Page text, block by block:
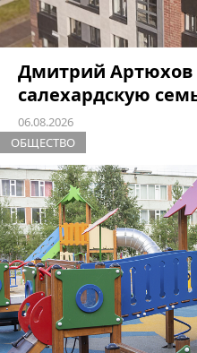
Дмитрий Артюхов
салехардскую
06.08.2026
ОБЩЕСТВО